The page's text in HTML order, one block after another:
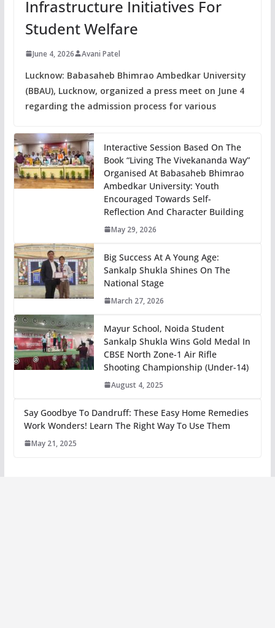
Infrastructure Initiatives For
Student Welfare
June 4, 2026 Avani Patel
Lucknow: Babasaheb Bhimrao Ambedkar University
(BBAU), Lucknow, organized a press meet on June 4
regarding the admission process for various
Interactive Session Based On The
Book “Living The Vivekananda Way”
Organised At Babasaheb Bhimrao
Ambedkar University: Youth
Encouraged Towards Self-
Reflection And Character Building
May 29, 2026
Big Success At A Young Age:
Sankalp Shukla Shines On The
National Stage
March 27, 2026
Mayur School, Noida Student
Sankalp Shukla Wins Gold Medal In
CBSE North Zone-1 Air Rifle
Shooting Championship (Under-14)
August 4, 2025
Say Goodbye To Dandruff: These Easy Home Remedies
Work Wonders! Learn The Right Way To Use Them
May 21, 2025